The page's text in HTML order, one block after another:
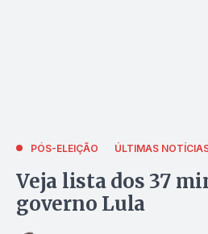
PÓS-ELEIÇÃO ÚLTIMAS
Veja lista dos 37
governo Lula